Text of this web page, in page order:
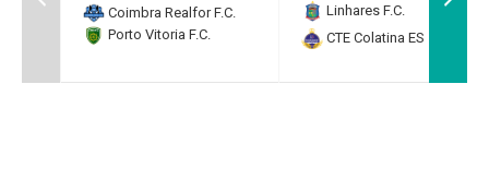
Coimbra Realfor F.C.
Porto Vitoria F.C.
Linhares F.C.
CTE Colatina ES